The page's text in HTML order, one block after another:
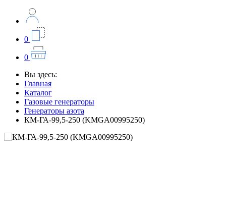
0
0
Вы здесь:
Главная
Каталог
Газовые генераторы
Генераторы азота
КМ-ГА-99,5-250 (KMGA00995250)